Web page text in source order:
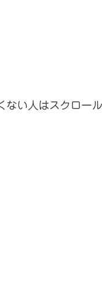
い人はスクロール